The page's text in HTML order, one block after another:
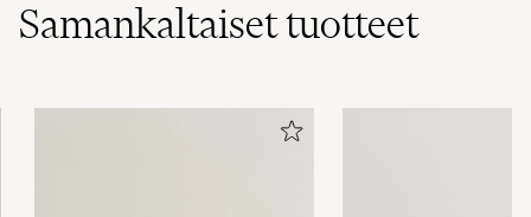
Samankaltaisettuotteet